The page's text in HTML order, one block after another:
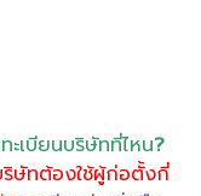
เบียนบริษัทที่ไหน?
ษัทต้องใช้ผู้ก่อตั้งกี่